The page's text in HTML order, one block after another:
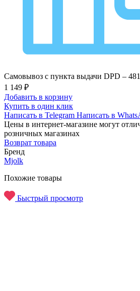
Самовывоз с пункта выдачи DPD –
1 149 ₽
Добавить в корзину
Купить в один клик
Написать в Telegram Написать в
Цены в интернет-магазине могут
розничных магазинах
Возврат товара
Бренд
Mjolk
Похожие товары
Быстрый просмотр